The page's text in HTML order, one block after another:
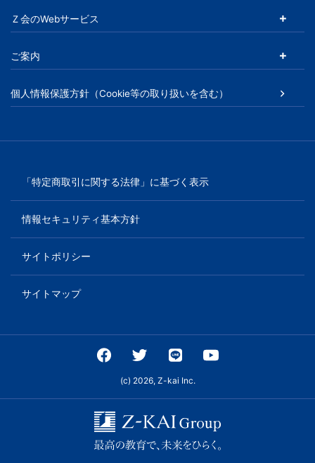
Ｚ会のWebサービス
ご案内
個人情報保護方針（Cookie等の取り扱いを含む）
「特定商取引に関する法律」に基づく表示
情報セキュリティ基本方針
サイトポリシー
サイトマップ
(c) 2026, Z-kai Inc.